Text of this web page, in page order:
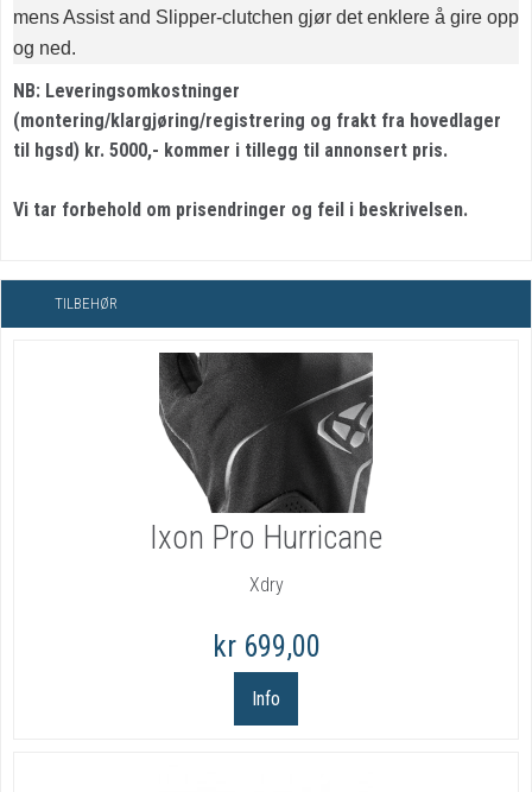
mens Assist and Slipper-clutchen gjør det enklere å gire opp
og ned.
NB: Leveringsomkostninger
(montering/klargjøring/registrering og frakt fra hovedlager
til hgsd) kr. 5000,- kommer i tillegg til annonsert pris.
Vi tar forbehold om prisendringer og feil i beskrivelsen.
TILBEHØR
Ixon Pro Hurricane
Xdry
kr 699,00
Info